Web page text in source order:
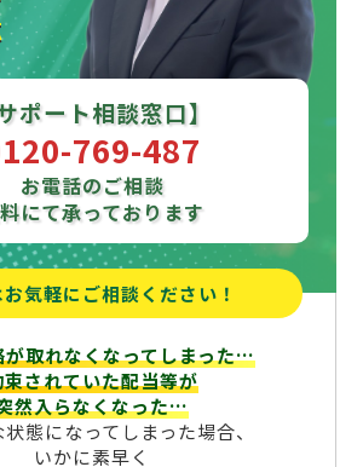
サポート相談窓口】
769-487
お電話のご相談
にて承っております
気軽にご相談ください！
が取れなくなってしまった…
束されていた配当等が
然入らなくなった…
態になってしまった場合、
いかに素早く